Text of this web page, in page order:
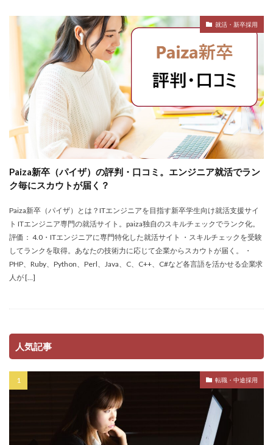
就活・新卒採用
Paiza新卒（パイザ）の評判・口コミ。エンジニア就活でラン
ク毎にスカウトが届く？
Paiza新卒（パイザ）とは？ITエンジニアを目指す新卒学生向け就活支援サイ
ト ITエンジニア専門の就活サイト。paiza独自のスキルチェックでランク化。
評価： 4.0・ITエンジニアに専門特化した就活サイト ・スキルチェックを受験
してランクを取得。あなたの技術力に応じて企業からスカウトが届く。 ・
PHP、Ruby、Python、Perl、Java、C、C++、C#など各言語を活かせる企業求
人が […]
人気記事
転職・中途採用